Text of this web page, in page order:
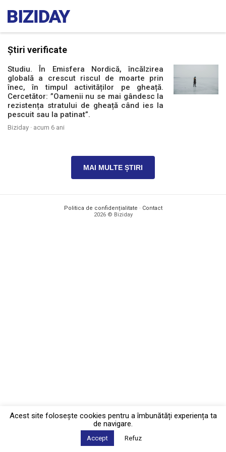
Știri verificate
Studiu. În Emisfera Nordică, încălzirea
globală a crescut riscul de moarte prin
înec, în timpul activităților pe gheață.
Cercetător: ”Oamenii nu se mai gândesc la
rezistența stratului de gheață când ies la
pescuit sau la patinat”.
Biziday · acum 6 ani
MAI MULTE ȘTIRI
Politica de confidențialitate · Contact
2026 © Biziday
Acest site foloseşte cookies pentru a îmbunătăți experiența ta
de navigare.
Accept Refuz